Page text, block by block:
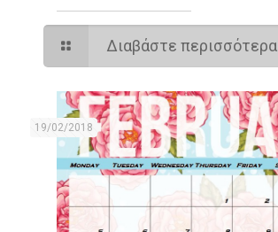
Διαβάστε περισσότερα
19/02/2018